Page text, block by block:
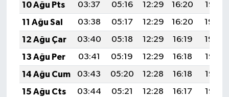
10 Ağu Pts
03:37 05:16 12:29 16:20
19:32
11 Ağu Sal
03:38 05:17 12:29 16:20
19:30
12 Ağu Çar
03:40 05:18 12:29 16:19
19:29
13 Ağu Per
03:41 05:19 12:29 16:18
19:28
14 Ağu Cum
03:43 05:20 12:28 16:18
19:26
15 Ağu Cts
03:44 05:21 12:28 16:17
19:25